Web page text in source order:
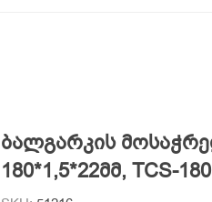
ბალგარკის
180*1,5*22მმ, TCS-